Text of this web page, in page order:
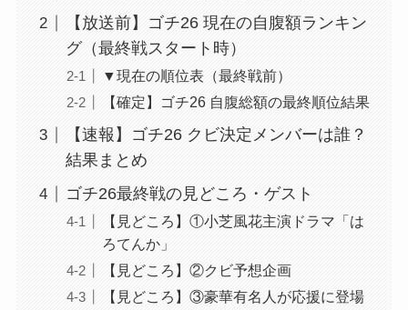
【放送前】ゴチ26 現在の自腹額ランキン
グ（最終戦スタート時）
▼現在の順位表（最終戦前）
【確定】ゴチ26 自腹総額の最終順位結果
【速報】ゴチ26 クビ決定メンバーは誰？
結果まとめ
ゴチ26最終戦の見どころ・ゲスト
【見どころ】①小芝風花主演ドラマ「は
ろてんか」
【見どころ】②クビ予想企画
【見どころ】③豪華有名人が応援に登場